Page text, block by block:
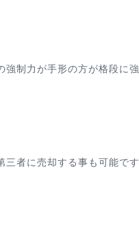
強制力 が手形の方が格段に
者に売却する事も可能です